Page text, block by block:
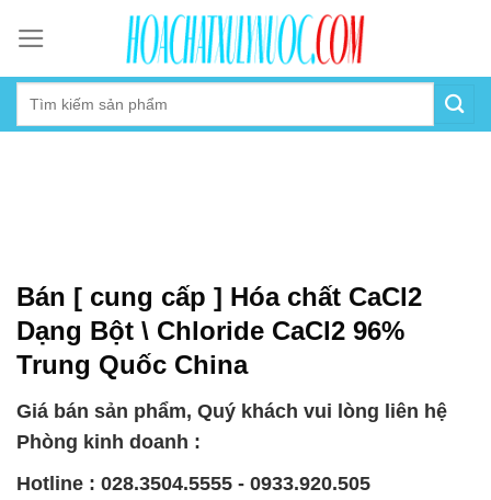
content
Bán [ cung cấp ] Hóa chất CaCl2
Dạng Bột \ Chloride CaCl2 96%
Trung Quốc China
Giá bán sản phẩm, Quý khách vui lòng liên hệ
Phòng kinh doanh :
Hotline : 028.3504.5555 - 0933.920.505